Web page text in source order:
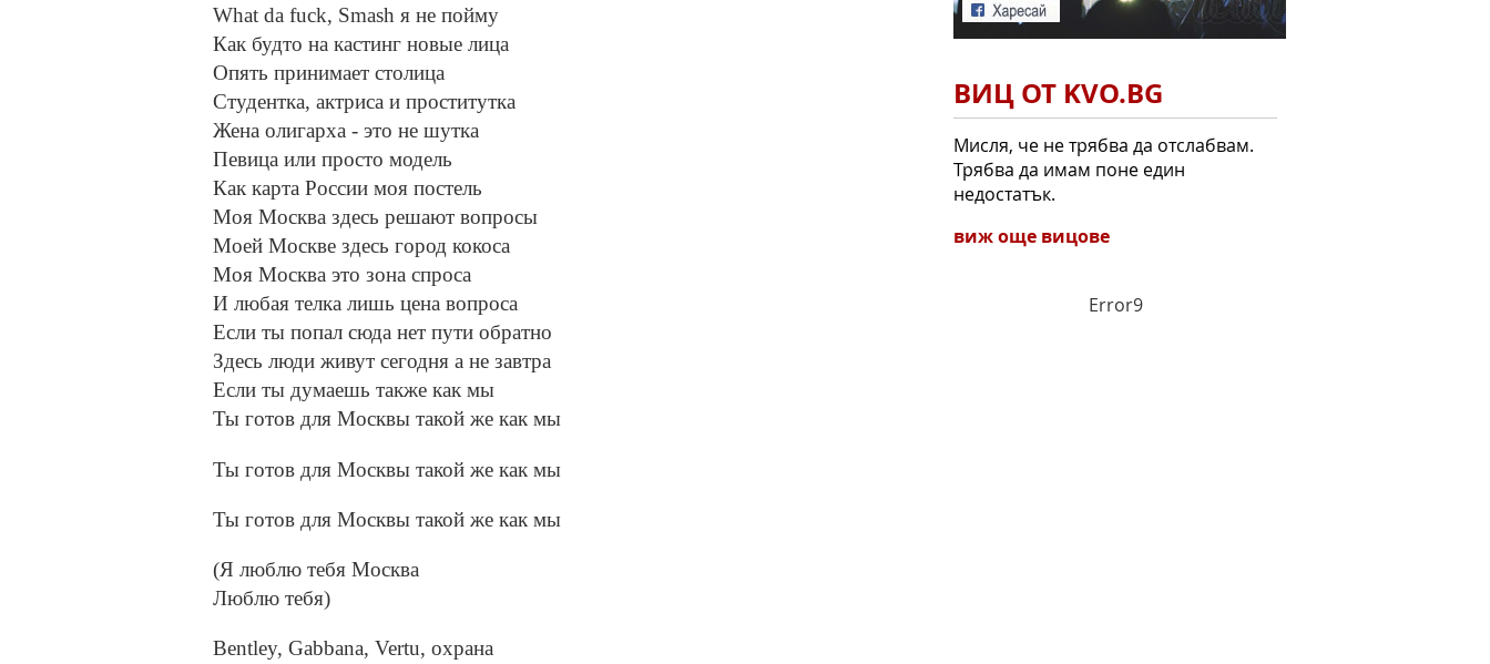
What da fuck, Smash я не пойму
Как будто на кастинг новые лица
Опять принимает столица
Студентка, актриса и проститутка
Жена олигарха - это не шутка
Певица или просто модель
Как карта России моя постель
Моя Москва здесь решают вопросы
Моей Москве здесь город кокоса
Моя Москва это зона спроса
И любая телка лишь цена вопроса
Если ты попал сюда нет пути обратно
Здесь люди живут сегодня а не завтра
Если ты думаешь также как мы
Ты готов для Москвы такой же как мы
Ты готов для Москвы такой же как мы
Ты готов для Москвы такой же как мы
(Я люблю тебя Москва
Люблю тебя)
Bentley, Gabbana, Vertu, охрана
ВИЦ ОТ KVO.BG
Мисля, че не трябва да отслабвам.
Трябва да имам поне един
недостатък.
виж още вицове
Error9